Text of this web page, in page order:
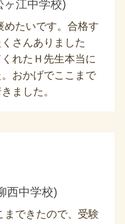
ヶ江中学校)
めたいです。合格す
さんありました
れたＨ先生本当に
おかげでここまで
ました。
西中学校)
まできたので、受験